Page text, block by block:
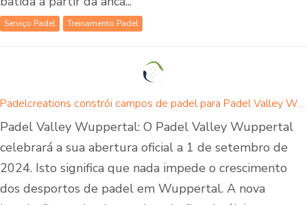
Serviço Padel Treinamento Padel
Padelcreations constrói campos de padel para Padel Valley Wuppertal - abertura a 01 de setembro de 2024
Padel Valley Wuppertal: O Padel Valley Wuppertal
celebrará a sua abertura oficial a 1 de setembro de
2024. Isto significa que nada impede o crescimento
dos desportos de padel em Wuppertal. A nova